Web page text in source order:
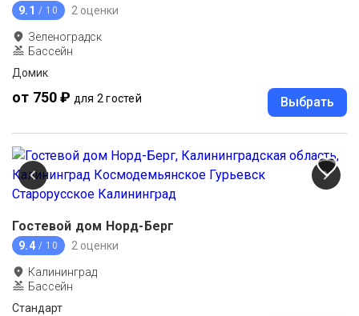
9.1 / 10 2 оценки
Зеленоградск
Бассейн
Домик
от 750 ₽ для 2 гостей Выбрать
Гостевой дом Норд-Берг
9.4 / 10 2 оценки
Калининград
Бассейн
Стандарт